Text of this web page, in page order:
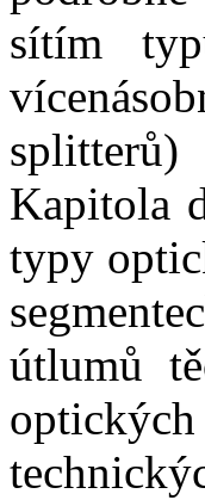
sítím
Kapitola
typy
útlumů